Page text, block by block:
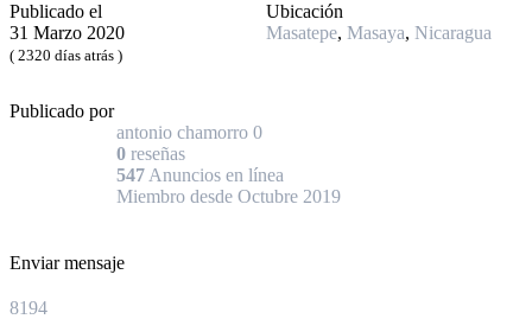
Publicado el
31 Marzo 2020
( 2320 días atrás )
Ubicación
Masatepe, Masaya, Nicaragua
Publicado por
antonio chamorro 0
0 reseñas
547 Anuncios en línea
Miembro desde Octubre 2019
Enviar mensaje
8194